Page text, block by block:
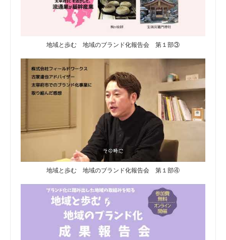
地域と歩む 地域のブランド化報告会 第１部③
地域と歩む 地域のブランド化報告会 第１部④